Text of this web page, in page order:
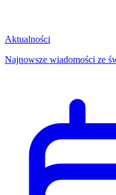
Aktualności
Najnowsze wiadomości ze